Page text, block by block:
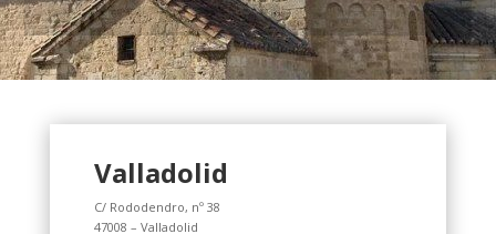
Valladolid
C/ Rododendro, nº 38
47008 – Valladolid